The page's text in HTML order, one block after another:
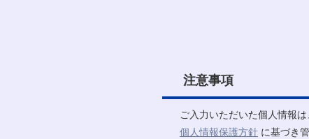
注意事項
ご入力いただいた個人情報
個人情報保護方針 に基づき